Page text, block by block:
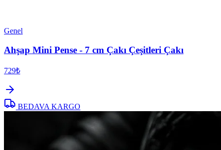
Genel
Ahşap Mini Pense - 7 cm Çakı Çeşitleri Çakı
729₺
BEDAVA KARGO